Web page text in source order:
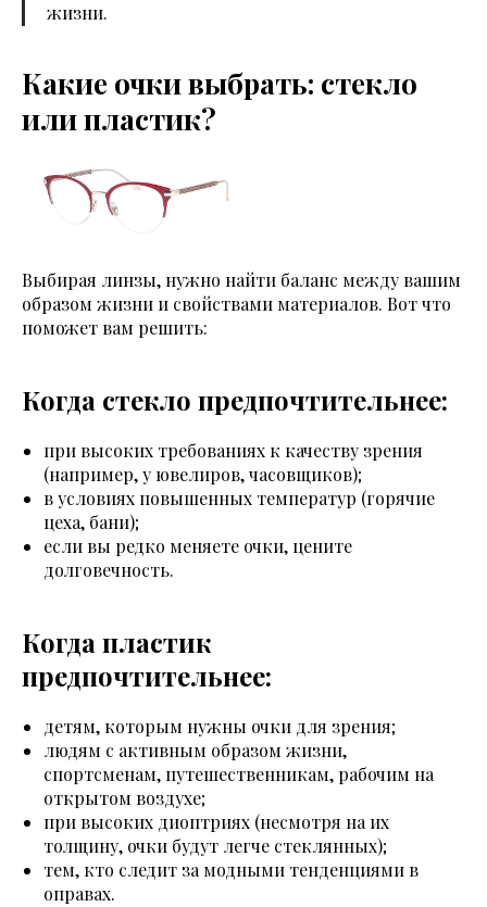
жизни.
Какие очки выбрать: стекло
или пластик?
Выбирая линзы, нужно найти баланс между вашим
образом жизни и свойствами материалов. Вот что
поможет вам решить:
Когда стекло предпочтительнее:
при высоких требованиях к качеству зрения
(например, у ювелиров, часовщиков);
в условиях повышенных температур (горячие
цеха, бани);
если вы редко меняете очки, цените
долговечность.
Когда пластик
предпочтительнее:
детям, которым нужны очки для зрения;
людям с активным образом жизни,
спортсменам, путешественникам, рабочим на
открытом воздухе;
при высоких диоптриях (несмотря на их
толщину, очки будут легче стеклянных);
тем, кто следит за модными тенденциями в
оправах.